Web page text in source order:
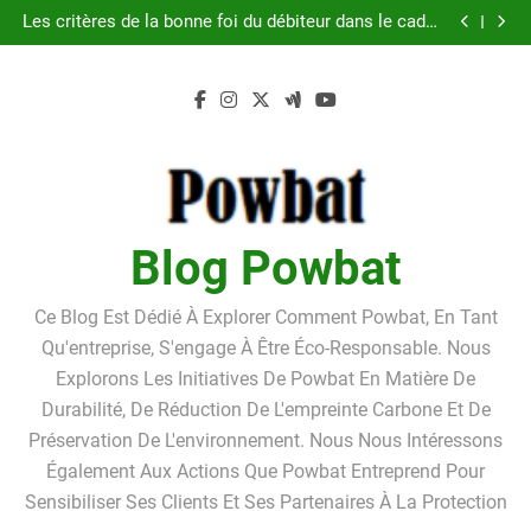
Skip
to
Les critères de la bonne foi du débiteur dans le cadre
de la procédure de surendettement
Linkavista 2026 : avis complet, tarifs, avantages et
Guide pratique pour l’achat d’un LMNP d’occasion
Les critères de la bonne foi du débiteur dans le cadre
un box de stockage ?
Blog Powbat
Ce Blog Est Dédié À Explorer Comment Powbat, En Tant
Qu'entreprise, S'engage À Être Éco-Responsable. Nous
Explorons Les Initiatives De Powbat En Matière De
Durabilité, De Réduction De L'empreinte Carbone Et De
Préservation De L'environnement. Nous Nous Intéressons
Également Aux Actions Que Powbat Entreprend Pour
Sensibiliser Ses Clients Et Ses Partenaires À La Protection